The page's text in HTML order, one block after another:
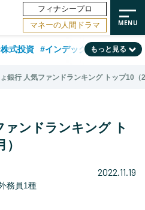
フィナシープロ
マネーの人間ドラマ
式投資 #インデックスファンド
#新NISA #ランキング #トレンド
情
ング
もっと見る
銀行 人気ファンドランキング トップ10（
ァンドランキング ト
務員1種
2022.11.19